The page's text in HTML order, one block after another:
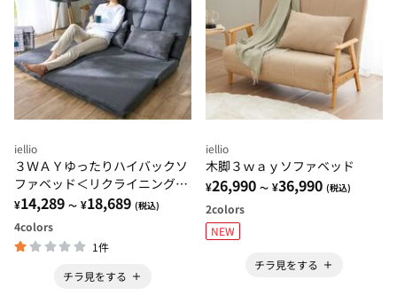
iellio
３ＷＡＹゆったりハイバックソ
ファベッド＜リクライニングソ
ファ・ローソファ・クッション
付・新生活・来客・引っ越し・
２人掛け＞
¥14,289 ～ ¥18,689 (税込)
4colors
1件
チラ見をする
iellio
木脚３ｗａｙソファベッド
¥26,990 ～ ¥36,990 (税込)
2colors
NEW
チラ見をする